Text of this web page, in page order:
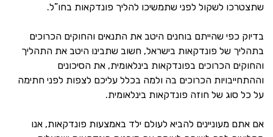
שתצטרכו לשקול לפני שתמשיכו להליך פונדקאות בחו”ל.
בדיוק כפי שהייתם בוחנים היטב את התנאים והחוקים הכרוכים
בתהליך של פונדקאות בישראל, חשוב שתבינו היטב את התהליך
והחוקים הכרוכים בפונדקאות בינלאומית, את הסיכונים
וההתחייבויות הכרוכים בה ולמה בכלל עליכם לצפות לפני חתימה
על כל סוג של חוזה פונדקאות בינלאומית.
אם אתם מעוניינים להביא לעולם ילד באמצעות פונדקאות, אנו